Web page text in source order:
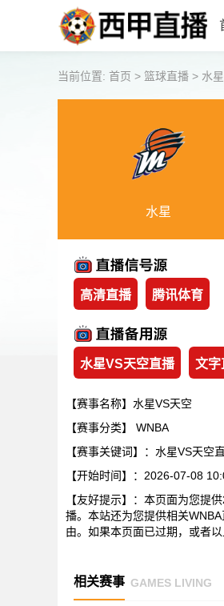
当前位置: 首页 > 篮球直播 > 水
水星
高清直播 腾讯体育
水星VS天空直播 文字
【赛事名称】水星VS天空
【赛事分类】 WNBA
【赛事关键词】：水星VS天空
【开始时间】：2026-07-08
【友好提示】：本页面为您提
播。本站还为您提供相关
由。如果本页面已过期，或者
相关赛事 GAMES LIVING